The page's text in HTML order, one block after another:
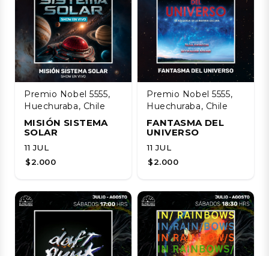
Premio Nobel 5555,
Huechuraba, Chile
MISIÓN SISTEMA
SOLAR
11 JUL
$2.000
Premio Nobel 5555,
Huechuraba, Chile
FANTASMA DEL
UNIVERSO
11 JUL
$2.000